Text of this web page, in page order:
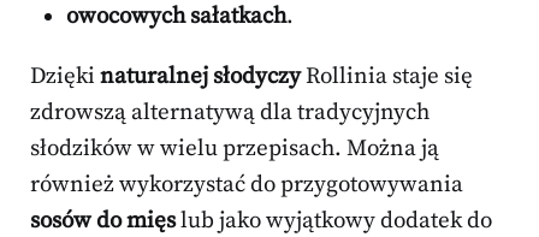
owocowych sałatkach.
Dzięki naturalnej słodyczyRollinia staje się
zdrowszą alternatywą dla tradycyjnych
słodzików w wielu przepisach. Można ją
również wykorzystać do przygotowywania
sosów do mięslub jako wyjątkowy dodatek do